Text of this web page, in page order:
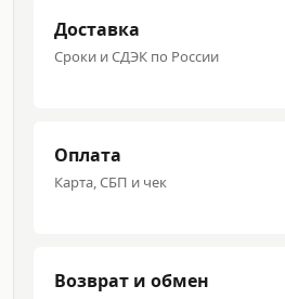
Доставка
Сроки и СДЭК по России
Оплата
Карта, СБП и чек
Возврат и обмен